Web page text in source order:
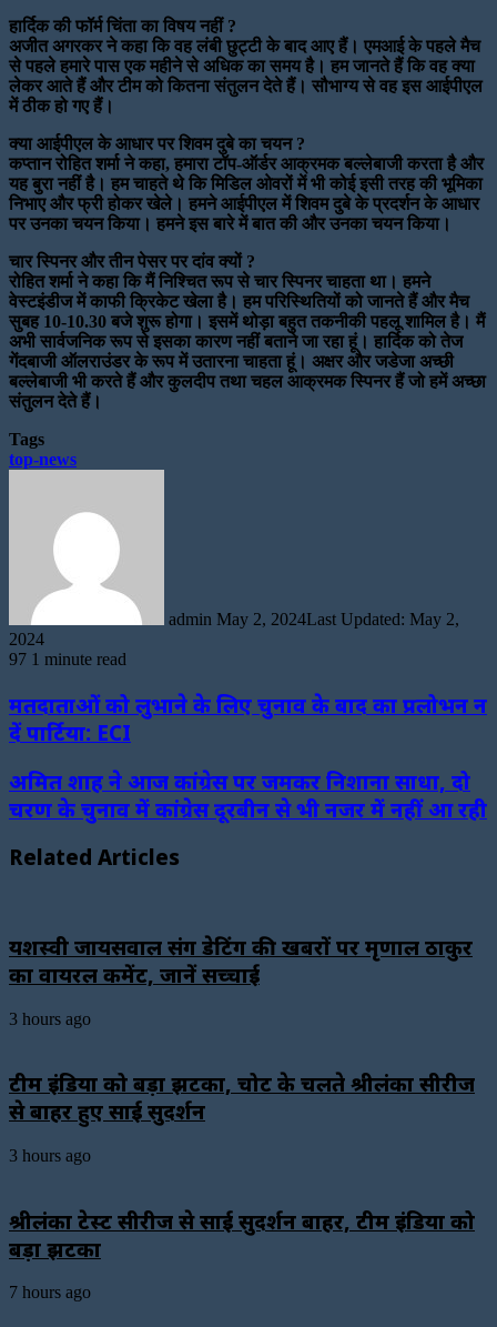
हार्दिक की फॉर्म चिंता का विषय नहीं ?
अजीत अगरकर ने कहा कि वह लंबी छुट्टी के बाद आए हैं। एमआई के पहले मैच
से पहले हमारे पास एक महीने से अधिक का समय है। हम जानते हैं कि वह क्या
लेकर आते हैं और टीम को कितना संतुलन देते हैं। सौभाग्य से वह इस आईपीएल
में ठीक हो गए हैं।
क्या आईपीएल के आधार पर शिवम दुबे का चयन ?
कप्तान रोहित शर्मा ने कहा, हमारा टॉप-ऑर्डर आक्रमक बल्लेबाजी करता है और
यह बुरा नहीं है। हम चाहते थे कि मिडिल ओवरों में भी कोई इसी तरह की भूमिका
निभाए और फ्री होकर खेले। हमने आईपीएल में शिवम दुबे के प्रदर्शन के आधार
पर उनका चयन किया। हमने इस बारे में बात की और उनका चयन किया।
चार स्पिनर और तीन पेसर पर दांव क्यों ?
रोहित शर्मा ने कहा कि मैं निश्चित रूप से चार स्पिनर चाहता था। हमने
वेस्टइंडीज में काफी क्रिकेट खेला है। हम परिस्थितियों को जानते हैं और मैच
सुबह 10-10.30 बजे शुरू होगा। इसमें थोड़ा बहुत तकनीकी पहलू शामिल है। मैं
अभी सार्वजनिक रूप से इसका कारण नहीं बताने जा रहा हूं। हार्दिक को तेज
गेंदबाजी ऑलराउंडर के रूप में उतारना चाहता हूं। अक्षर और जडेजा अच्छी
बल्लेबाजी भी करते हैं और कुलदीप तथा चहल आक्रमक स्पिनर हैं जो हमें अच्छा
संतुलन देते हैं।
Tags
top-news
admin May 2, 2024Last Updated: May 2,
2024
97 1 minute read
मतदाताओं को लुभाने के लिए चुनाव के बाद का प्रलोभन न
दें पार्टिया: ECI
अमित शाह ने आज कांग्रेस पर जमकर निशाना साधा, दो
चरण के चुनाव में कांग्रेस दूरबीन से भी नजर में नहीं आ रही
Related Articles
यशस्वी जायसवाल संग डेटिंग की खबरों पर मृणाल ठाकुर
का वायरल कमेंट, जानें सच्चाई
3 hours ago
टीम इंडिया को बड़ा झटका, चोट के चलते श्रीलंका सीरीज
से बाहर हुए साई सुदर्शन
3 hours ago
श्रीलंका टेस्ट सीरीज से साई सुदर्शन बाहर, टीम इंडिया को
बड़ा झटका
7 hours ago